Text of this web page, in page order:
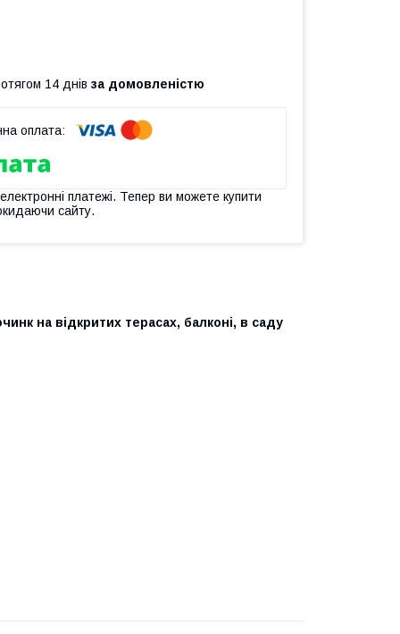
14 днів за домовленістю
платежі. Тепер ви можете купити
сайту.
на відкритих терасах, балконі, в саду